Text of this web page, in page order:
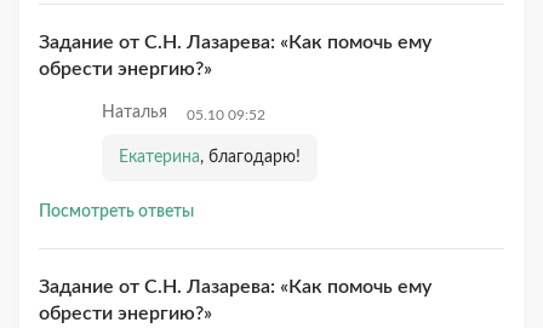
Задание от С.Н. Лазарева: «Как помочь ему
обрести энергию?»
Наталья 05.10 09:52
Екатерина, благодарю!
Посмотреть ответы
Задание от С.Н. Лазарева: «Как помочь ему
обрести энергию?»